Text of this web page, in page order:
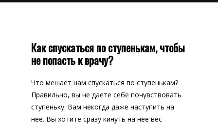
Как спускаться по ступенькам, чтобы
не попасть к врачу?
Что мешает нам спускаться по ступенькам?
Правильно, вы не даете себе почувствовать
ступеньку. Вам некогда даже наступить на
нее. Вы хотите сразу кинуть на нее вес